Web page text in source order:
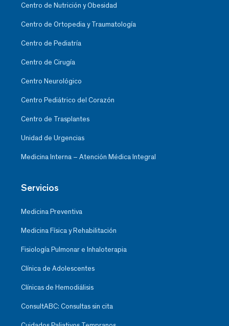
Centro de Nutrición y Obesidad
Centro de Ortopedia y Traumatología
Centro de Pediatría
Centro de Cirugía
Centro Neurológico
Centro Pediátrico del Corazón
Centro de Trasplantes
Unidad de Urgencias
Medicina Interna – Atención Médica Integral
Servicios
Medicina Preventiva
Medicina Física y Rehabilitación
Fisiología Pulmonar e Inhaloterapia
Clínica de Adolescentes
Clínicas de Hemodiálisis
ConsultABC: Consultas sin cita